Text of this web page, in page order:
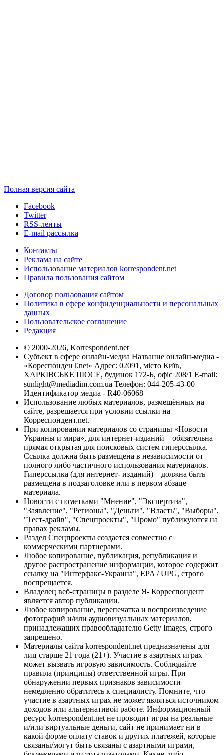
Полная версия сайта
Facebook
Twitter
RSS-ленты
E-mail рассылка
Контакты
Реклама на сайте
Использование материалов korrespondent.net
Правила пользования сайтом
Договор пользования сайтом
Политика в сфере конфиденциальности и персональных
данных
Пользовательское соглашение
Редакция
© 2000-2026, Korrespondent.net
Субъект в сфере онлайн-медиа Название онлайн-медиа -
«КореспонденТ.net» Адрес: 02091, місто Київ,
ХАРКІВСЬКЕ ШОСЕ, будинок 172-Б, офіс 208/1 E-mail:
sunlight@mediadim.com.ua Телефон: 044-205-43-00
Идентификатор медиа - R40-06068
Использование любых материалов, размещённых на
сайте, разрешается при условии ссылки на
Корреспондент.net.
При копировании материалов со страницы «Новости
Украины и мира», для интернет-изданий – обязательна
прямая открытая для поисковых систем гиперссылка.
Ссылка должна быть размещена в независимости от
полного либо частичного использования материалов.
Гиперссылка (для интернет- изданий) – должна быть
размещена в подзаголовке или в первом абзаце
материала.
Новости с пометками "Мнение", "Экспертиза",
"Заявление", "Регионы", "Деньги", "Власть", "Выборы",
"Тест-драйв", "Спецпроекты", "Промо" публикуются на
правах рекламы.
Раздел Спецпроекты создается совместно с
коммерческими партнерами.
Любое копирование, публикация, републикация и
другое распространение информации, которое содержит
ссылку на "Интерфакс-Украина", EPA / UPG, строго
воспрещается.
Владелец веб-страницы в разделе Я- Корреспондент
является автор публикации.
Любое копирование, перепечатка и воспроизведение
фотографий и/или аудиовизуальных материалов,
принадлежащих правообладателю Getty Images, строго
запрещено.
Материалы сайта korrespondent.net предназначены для
лиц старше 21 года (21+). Участие в азартных играх
может вызвать игровую зависимость. Соблюдайте
правила (принципы) ответственной игры. При
обнаружении первых признаков зависимости
немедленно обратитесь к специалисту. Помните, что
участие в азартных играх не может являться источником
доходов или альтернативой работе. Информационный
ресурс korrespondent.net не проводит игры на реальные
и/или виртуальные деньги, сайт не принимает ни в
какой форме оплату ставок и других платежей, которые
связаны/могут быть связаны с азартными играми,